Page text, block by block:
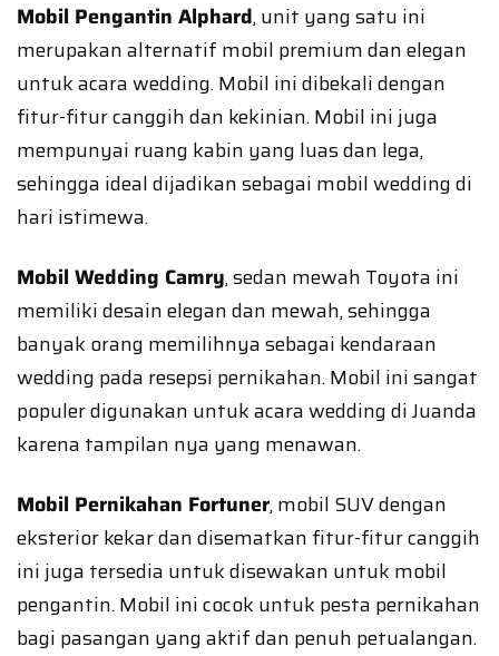
Mobil Pengantin Alphard, unit yang satu ini
merupakan alternatif mobil premium dan elegan
untuk acara wedding. Mobil ini dibekali dengan
fitur-fitur canggih dan kekinian. Mobil ini juga
mempunyai ruang kabin yang luas dan lega,
sehingga ideal dijadikan sebagai mobil wedding di
hari istimewa.
Mobil Wedding Camry, sedan mewah Toyota ini
memiliki desain elegan dan mewah, sehingga
banyak orang memilihnya sebagai kendaraan
wedding pada resepsi pernikahan. Mobil ini sangat
populer digunakan untuk acara wedding di Juanda
karena tampilan nya yang menawan.
Mobil Pernikahan Fortuner, mobil SUV dengan
eksterior kekar dan disematkan fitur-fitur canggih
ini juga tersedia untuk disewakan untuk mobil
pengantin. Mobil ini cocok untuk pesta pernikahan
bagi pasangan yang aktif dan penuh petualangan.